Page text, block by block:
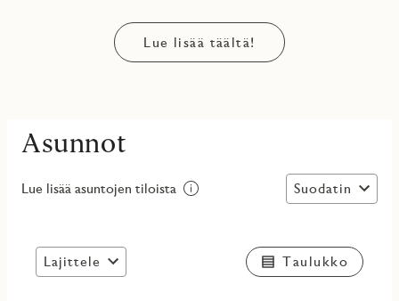
Lue lisää täältä!
Asunnot
Lue lisää asuntojen tiloista Suodatin
Lajittele Taulukko